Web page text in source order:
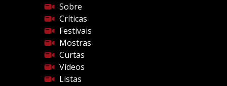
Sobre
Críticas
Festivais
Mostras
Curtas
Vídeos
Listas